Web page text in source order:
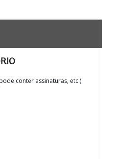
conter assinaturas, etc.)